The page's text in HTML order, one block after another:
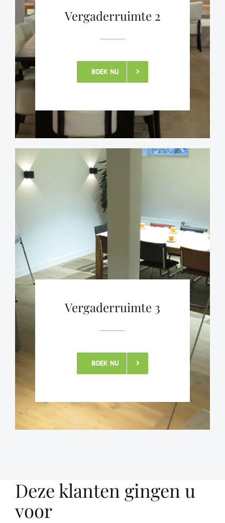
Vergaderruimte 2
BOEK NU
Vergaderruimte 3
BOEK NU
Deze klanten gingen u
voor